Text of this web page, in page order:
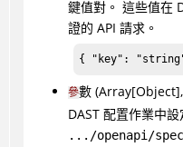
鍵值對。 這些值在
證的 API 請求。
{ "key":
參數
DAST 配置作業中
.../openapi/